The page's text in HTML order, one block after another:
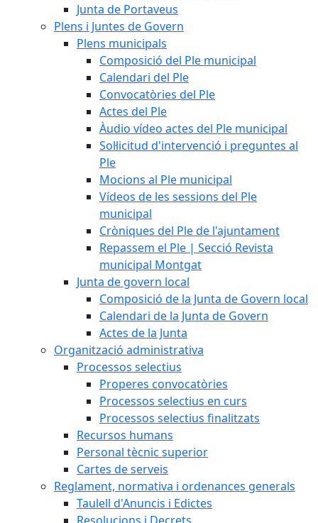
Junta de Portaveus
Plens i Juntes de Govern
Plens municipals
Composició del Ple municipal
Calendari del Ple
Convocatòries del Ple
Actes del Ple
Àudio vídeo actes del Ple municipal
Sol·licitud d'intervenció i preguntes al
Ple
Mocions al Ple municipal
Vídeos de les sessions del Ple
municipal
Cròniques del Ple de l'ajuntament
Repassem el Ple | Secció Revista
municipal Montgat
Junta de govern local
Composició de la Junta de Govern local
Calendari de la Junta de Govern
Actes de la Junta
Organització administrativa
Processos selectius
Properes convocatòries
Processos selectius en curs
Processos selectius finalitzats
Recursos humans
Personal tècnic superior
Cartes de serveis
Reglament, normativa i ordenances generals
Taulell d'Anuncis i Edictes